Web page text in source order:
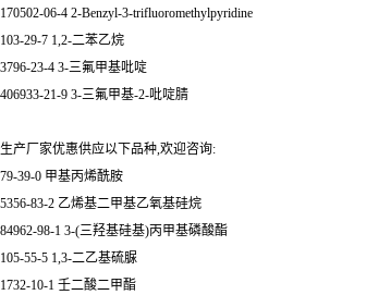
170502-06-4 2-Benzyl-3-trifluoromethylpyridine
103-29-7 1,2-二苯乙烷
3796-23-4 3-三氟甲基吡啶
406933-21-9 3-三氟甲基-2-吡啶腈
生产厂家优惠供应以下品种,欢迎咨询:
79-39-0 甲基丙烯酰胺
5356-83-2 乙烯基二甲基乙氧基硅烷
84962-98-1 3-(三羟基硅基)丙甲基磷酸酯
105-55-5 1,3-二乙基硫脲
1732-10-1 壬二酸二甲酯